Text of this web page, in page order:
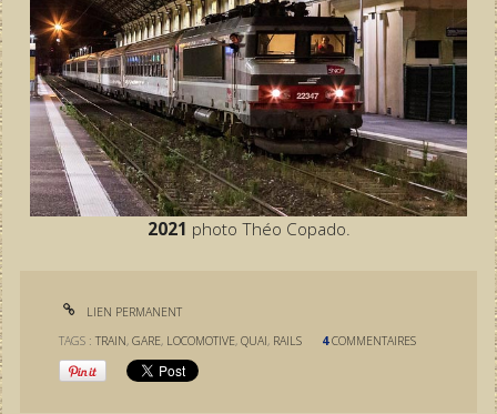
2021 photo Théo Copado.
LIEN PERMANENT
TAGS :TRAIN,GARE, LOCOMOTIVE,QUAI, RAILS 4 COMMENTAIRES